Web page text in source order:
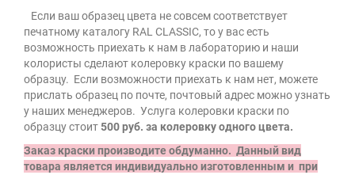
Если ваш образец цвета не совсем соответствует
печатному каталогу RAL CLASSIС, то у вас есть
возможность приехать к нам в лабораторию и наши
колористы сделают колеровку краски по вашему
образцу. Если возможности приехать к нам нет, можете
прислать образец по почте, почтовый адрес можно узнать
у наших менеджеров. Услуга колеровки краски по
образцу стоит500 руб. за колеровку одного цвета.
Заказ краски производите обдуманно. Данный вид
товара является индивидуально изготовленным и при